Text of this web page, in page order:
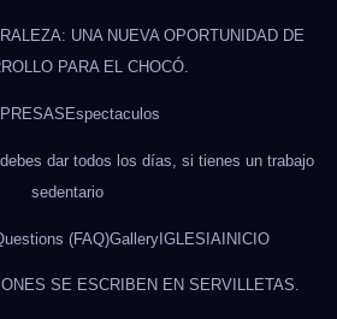
UNA NUEVA OPORTUNIDAD DE
PARA EL CHOCÓ.
Espectaculos
dar todos los días, si tienes un trabajo
sedentario
(FAQ)GalleryIGLESIAINICIO
SE ESCRIBEN EN SERVILLETAS.